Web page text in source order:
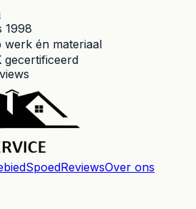
1998
werk én materiaal
gecertificeerd
SpoedReviewsOver ons